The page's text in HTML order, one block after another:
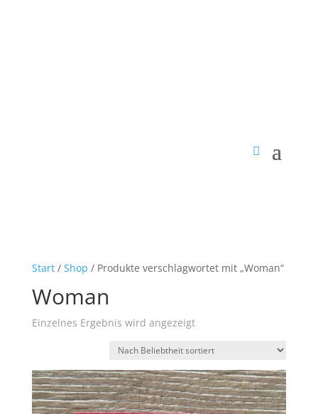
Start/ Shop / Produkte verschlagwortet mit „Woman“
Woman
Einzelnes Ergebnis wird angezeigt